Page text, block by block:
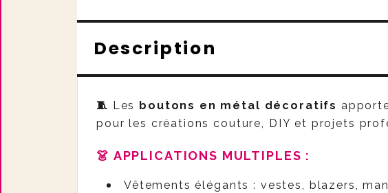
Description
🧵 Les boutons en métal décoratifs
pour les créations couture, DIY et projets
👗 APPLICATIONS MULTIPLES :
Vêtements élégants : vestes, blazers,